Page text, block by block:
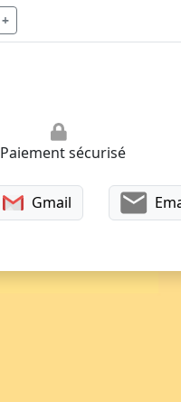
+
Paiement sécurisé
Gmail